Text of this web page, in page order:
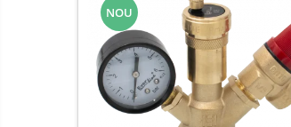
Baie
Baterii sanitare
Rigole baie: Rigola de scurgere
NOU